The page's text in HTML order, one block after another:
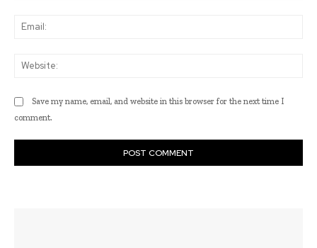
Save my name, email, and website in this browser for the next time I
comment.